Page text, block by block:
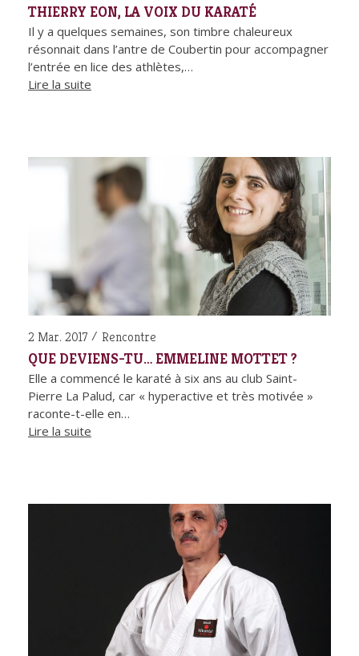
THIERRY EON, LA VOIX DU KARATÉ
Il y a quelques semaines, son timbre chaleureux
résonnait dans l’antre de Coubertin pour accompagner
l’entrée en lice des athlètes,…
Lire la suite
2 Mar. 2017 Rencontre
QUE DEVIENS-TU… EMMELINE MOTTET ?
Elle a commencé le karaté à six ans au club Saint-
Pierre La Palud, car « hyperactive et très motivée »
raconte-t-elle en…
Lire la suite